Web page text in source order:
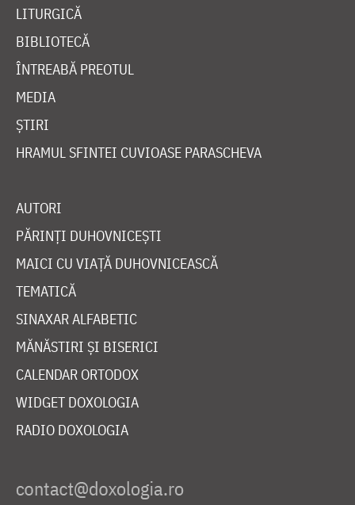
LITURGICĂ
BIBLIOTECĂ
ÎNTREABĂ PREOTUL
MEDIA
ȘTIRI
HRAMUL SFINTEI CUVIOASE PARASCHEVA
AUTORI
PĂRINȚI DUHOVNICEȘTI
MAICI CU VIAȚĂ DUHOVNICEASCĂ
TEMATICĂ
SINAXAR ALFABETIC
MĂNĂSTIRI ȘI BISERICI
CALENDAR ORTODOX
WIDGET DOXOLOGIA
RADIO DOXOLOGIA